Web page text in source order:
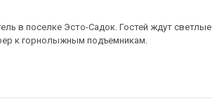
в поселке Эсто-Садок. Гостей ждут светлые
к горнолыжным подъемникам.